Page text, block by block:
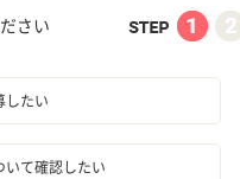
さい
したい
いて確認したい